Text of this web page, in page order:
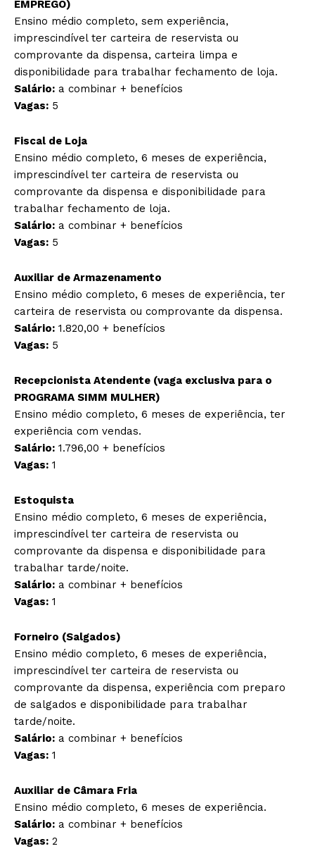
EMPREGO)
Ensino médio completo, sem experiência,
imprescindível ter carteira de reservista ou
comprovante da dispensa, carteira limpa e
disponibilidade para trabalhar fechamento de loja.
Salário: a combinar + benefícios
Vagas: 5
Fiscal de Loja
Ensino médio completo, 6 meses de experiência,
imprescindível ter carteira de reservista ou
comprovante da dispensa e disponibilidade para
trabalhar fechamento de loja.
Salário: a combinar + benefícios
Vagas: 5
Auxiliar de Armazenamento
Ensino médio completo, 6 meses de experiência, ter
carteira de reservista ou comprovante da dispensa.
Salário: 1.820,00 + benefícios
Vagas: 5
Recepcionista Atendente (vaga exclusiva para o
PROGRAMA SIMM MULHER)
Ensino médio completo, 6 meses de experiência, ter
experiência com vendas.
Salário: 1.796,00 + benefícios
Vagas: 1
Estoquista
Ensino médio completo, 6 meses de experiência,
imprescindível ter carteira de reservista ou
comprovante da dispensa e disponibilidade para
trabalhar tarde/noite.
Salário: a combinar + benefícios
Vagas: 1
Forneiro (Salgados)
Ensino médio completo, 6 meses de experiência,
imprescindível ter carteira de reservista ou
comprovante da dispensa, experiência com preparo
de salgados e disponibilidade para trabalhar
tarde/noite.
Salário: a combinar + benefícios
Vagas: 1
Auxiliar de Câmara Fria
Ensino médio completo, 6 meses de experiência.
Salário: a combinar + benefícios
Vagas: 2